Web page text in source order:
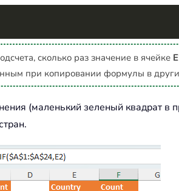
сколько раз значение в ячейке
при копировании формулы в
(маленький зеленый квадрат в